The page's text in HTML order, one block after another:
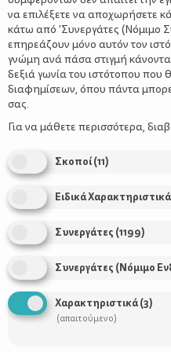
Φτιάξτε τα δικά σας
Τι είναι
να επιλέξετε να αποχωρήσετε
κάτω από 'Συνεργάτες (Νόμιμο
επηρεάζουν μόνο αυτόν τον
γνώμη ανά πάσα στιγμή
δεξιά γωνία του ιστότοπου που
διαφημίσεων, όπου πάντα
σας.
Για να μάθετε περισσότερα,
Σκοποί(11)
Ειδικά Χαρακτηριστικά
Συνεργάτες (1199)
Συνεργάτες (Νόμιμο
Χαρακτηριστικά(3)
(απαιτούμενο)